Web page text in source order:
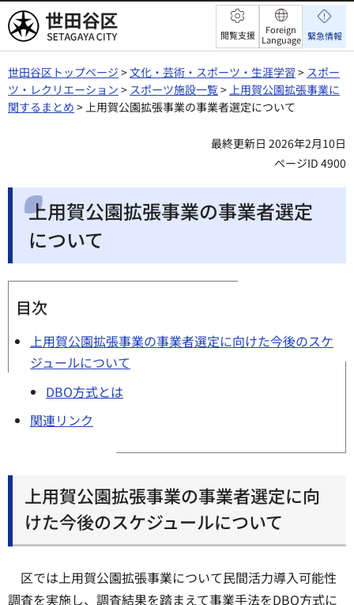
世田谷区 閲覧支援
Foreign
Language 緊急情報
世田谷区トップページ >文化・芸術・スポーツ・生涯学習 > スポー
ツ・レクリエーション > スポーツ施設一覧>上用賀公園拡張事業に
関するまとめ > 上用賀公園拡張事業の事業者選定について
最終更新日 2026年2月10日
ページID 4900
上用賀公園拡張事業の事業者選定
について
目次
上用賀公園拡張事業の事業者選定に向けた今後のスケ
ジュールについて
DBO方式とは
関連リンク
上用賀公園拡張事業の事業者選定に向
けた今後のスケジュールについて
区では上用賀公園拡張事業について民間活力導入可能性
調査を実施し、調査結果を踏まえて事業手法をDBO方式に